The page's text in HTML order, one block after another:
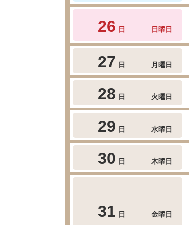
26 日 日曜日
27 日 月曜日
28 日 火曜日
29 日 水曜日
30 日 木曜日
31 日 金曜日